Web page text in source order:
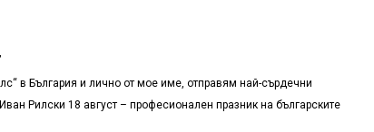
в България и лично от мое име, отправям най-сърдечни
Рилски 18 август – професионален празник на българските